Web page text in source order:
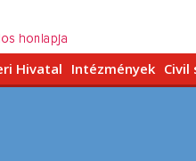
Hivatal Intézmények Civil